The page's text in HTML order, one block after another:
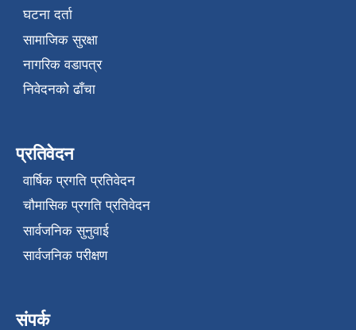
घटना दर्ता
सामाजिक सुरक्षा
नागरिक वडापत्र
निवेदनको ढाँचा
प्रतिवेदन
वार्षिक प्रगति प्रतिवेदन
चौमासिक प्रगति प्रतिवेदन
सार्वजनिक सुनुवाई
सार्वजनिक परीक्षण
संपर्क